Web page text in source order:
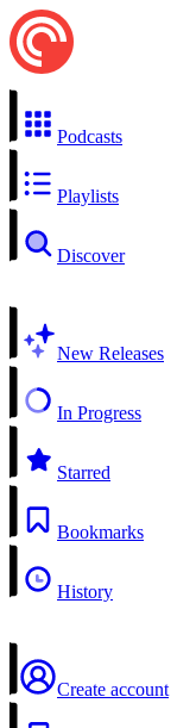
Podcasts
Playlists
Discover
New Releases
In Progress
Starred
Bookmarks
History
Create account